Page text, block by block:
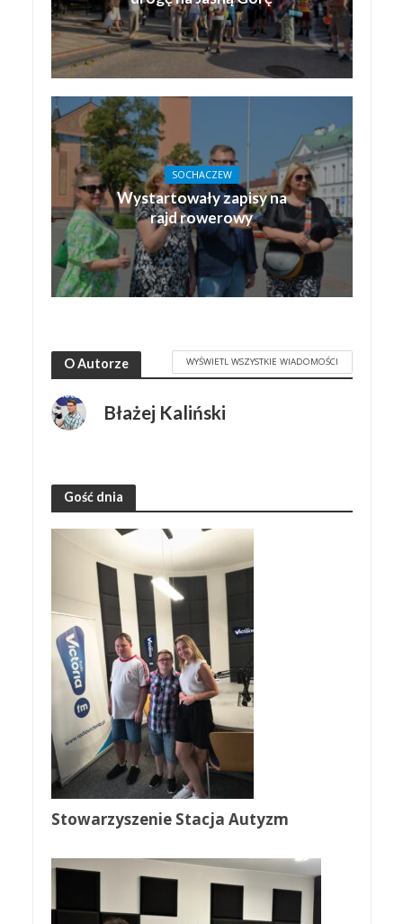
SOCHACZEW
Wystartowały zapisy na
rajd rowerowy
O Autorze WYŚWIETL WSZYSTKIE WIADOMOŚCI
Błażej Kaliński
Gość dnia
Stowarzyszenie Stacja Autyzm